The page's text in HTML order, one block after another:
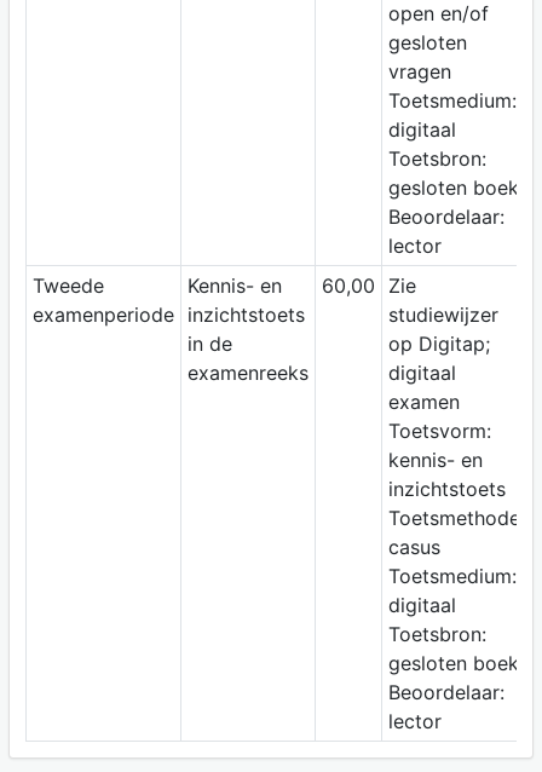
open en/of
gesloten
vragen
Toetsmedium:
digitaal
Toetsbron:
gesloten boek
Beoordelaar:
lector
Tweede
examenperiode
Kennis- en
inzichtstoets
in de
examenreeks
60,00
Zie
studiewijzer
op Digitap;
digitaal
examen
Toetsvorm:
kennis- en
inzichtstoets
Toetsmethode:
casus
Toetsmedium:
digitaal
Toetsbron:
gesloten boek
Beoordelaar:
lector